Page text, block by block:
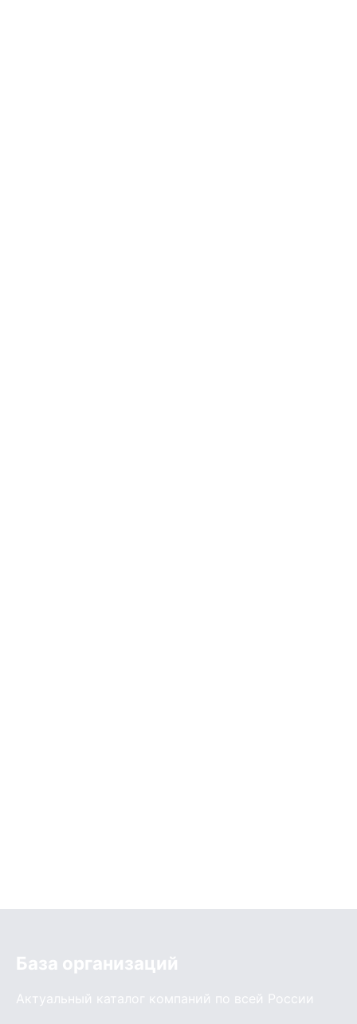
База организаций
Актуальный каталог компаний по всей России